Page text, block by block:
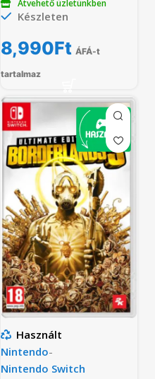
Átvehető üzletünkben
Készleten
8,990Ft ÁFÁ-t
tartalmaz
Használt
Nintendo-
Nintendo Switch